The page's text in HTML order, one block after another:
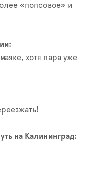
«попсовое» и
хотя пара уже
на Калининград: